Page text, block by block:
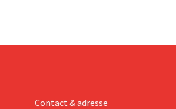
Contact & adresse